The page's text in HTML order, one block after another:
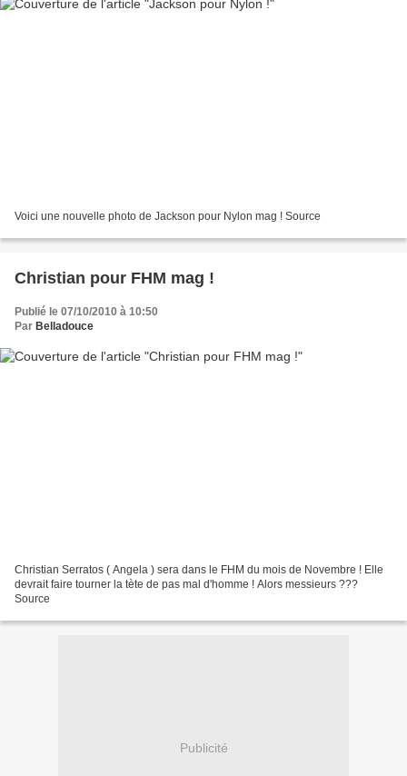
Voici une nouvelle photo de Jackson pour Nylon mag ! Source
Christian pour FHM mag !
Publié le 07/10/2010 à 10:50
Par Belladouce
Christian Serratos ( Angela ) sera dans le FHM du mois de Novembre ! Elle
devrait faire tourner la tète de pas mal d'homme ! Alors messieurs ???
Source
Publicité